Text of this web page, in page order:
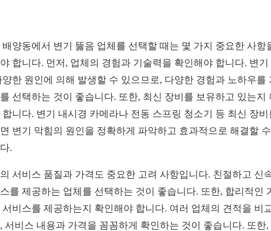
배양동에서 변기 뚫음 업체를 선택할 때는 몇 가지 중요한 사항
합니다. 먼저, 업체의 경험과 기술력을 확인해야 합니다. 변기
양한 원인에 의해 발생할 수 있으므로, 다양한 경험과 노하우를
선택하는 것이 좋습니다. 또한, 최신 장비를 보유하고 있는지
합니다. 변기 내시경 카메라나 전동 스프링 청소기 등 최신 장비
변기 막힘의 원인을 정확하게 파악하고 효과적으로 해결할
.
서비스 품질과 가격도 중요한 고려 사항입니다. 친절하고 신
를 제공하는 업체를 선택하는 것이 좋습니다. 또한, 합리적인
서비스를 제공하는지 확인해야 합니다. 여러 업체의 견적을 비
서비스 내용과 가격을 꼼꼼하게 확인하는 것이 좋습니다. 또한,